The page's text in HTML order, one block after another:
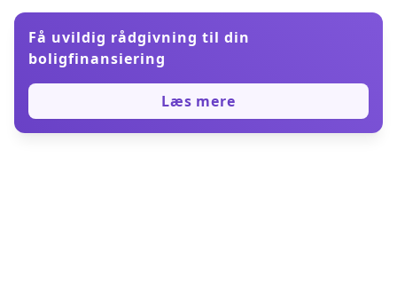
Få uvildig rådgivning til din
boligfinansiering
Læs mere